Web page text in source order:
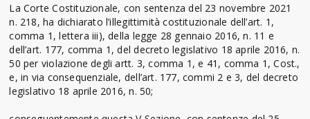
La Corte Costituzionale, con sentenza del 23 novembre 2021
n. 218, ha dichiarato l’illegittimità costituzionale dell’art. 1,
comma 1, lettera iii), della legge 28 gennaio 2016, n. 11 e
dell’art. 177, comma 1, del decreto legislativo 18 aprile 2016, n.
50 per violazione degli artt. 3, comma 1, e 41, comma 1, Cost.,
e, in via consequenziale, dell’art. 177, commi 2 e 3, del decreto
legislativo 18 aprile 2016, n. 50;